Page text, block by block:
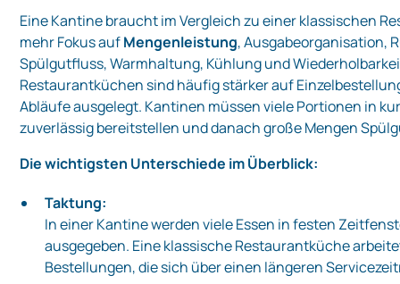
Eine Kantine braucht im Vergleich zu einer klassischen
mehr Fokus aufMengenleistung, Ausgabeorganisation,
Spülgutfluss, Warmhaltung, Kühlung und
Restaurantküchen sind häufig stärker auf
Abläufe ausgelegt. Kantinen müssen viele Portionen in
zuverlässig bereitstellen und danach große Mengen
Die wichtigsten Unterschiede im Überblick:
Taktung:
In einer Kantine werden viele Essen in festen
ausgegeben. Eine klassische Restaurantküche
Bestellungen, die sich über einen längeren